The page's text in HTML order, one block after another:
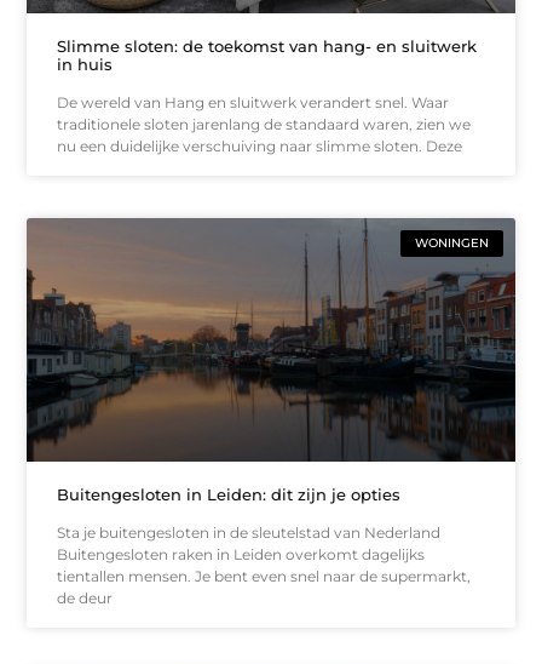
Slimme sloten: de toekomst van hang- en sluitwerk
in huis
De wereld van Hang en sluitwerk verandert snel. Waar
traditionele sloten jarenlang de standaard waren, zien we
nu een duidelijke verschuiving naar slimme sloten. Deze
WONINGEN
Buitengesloten in Leiden: dit zijn je opties
Sta je buitengesloten in de sleutelstad van Nederland
Buitengesloten raken in Leiden overkomt dagelijks
tientallen mensen. Je bent even snel naar de supermarkt,
de deur